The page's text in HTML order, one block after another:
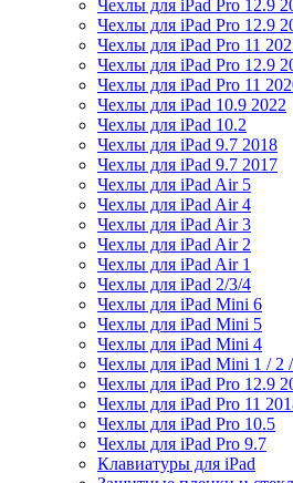
Чехлы для iPad Pro 12.9
Чехлы для iPad Pro 12.9
Чехлы для iPad Pro 11
Чехлы для iPad Pro 12.9
Чехлы для iPad Pro 11
Чехлы для iPad 10.9 2022
Чехлы для iPad 10.2
Чехлы для iPad 9.7 2018
Чехлы для iPad 9.7 2017
Чехлы для iPad Air 5
Чехлы для iPad Air 4
Чехлы для iPad Air 3
Чехлы для iPad Air 2
Чехлы для iPad Air 1
Чехлы для iPad 2/3/4
Чехлы для iPad Mini 6
Чехлы для iPad Mini 5
Чехлы для iPad Mini 4
Чехлы для iPad Mini 1 / 2
Чехлы для iPad Pro 12.9
Чехлы для iPad Pro 11
Чехлы для iPad Pro 10.5
Чехлы для iPad Pro 9.7
Клавиатуры для iPad